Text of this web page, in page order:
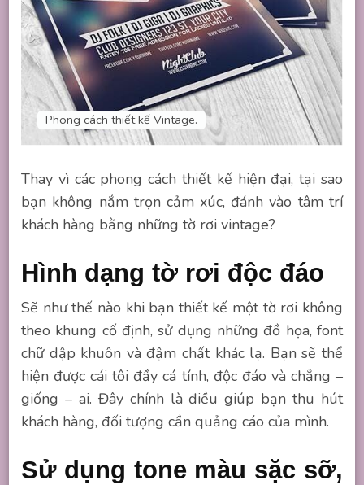
Phong cách thiết kế Vintage.
Thay vì các phong cách thiết kế hiện đại, tại sao
bạn không nắm trọn cảm xúc, đánh vào tâm trí
khách hàng bằng những tờ rơi vintage?
Hình dạng tờ rơi độc đáo
Sẽ như thế nào khi bạn thiết kế một tờ rơi không
theo khung cố định, sử dụng những đồ họa, font
chữ dập khuôn và đậm chất khác lạ. Bạn sẽ thể
hiện được cái tôi đầy cá tính, độc đáo và chẳng –
giống – ai. Đây chính là điều giúp bạn thu hút
khách hàng, đối tượng cần quảng cáo của mình.
Sử dụng tone màu sặc sỡ,